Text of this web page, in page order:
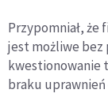
Przypomniał, że
jest możliwe bez
kwestionowanie
braku uprawnień